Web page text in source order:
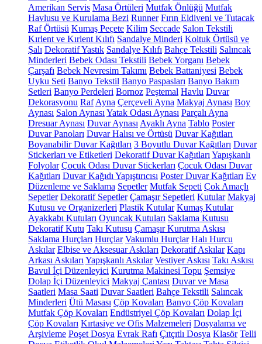
Amerikan Servis Masa Örtüleri Mutfak Önlüğü Mutfak
Havlusu ve Kurulama Bezi Runner Fırın Eldiveni ve Tutacak
Raf Örtüsü Kumaş Peçete Kilim Seccade Salon Tekstili
Kırlent ve Kırlent Kılıfı Sandalye Minderi Koltuk Örtüsü ve
Şalı Dekoratif Yastık Sandalye Kılıfı Bahçe Tekstili Salıncak
Minderleri Bebek Odası Tekstili Bebek Yorganı Bebek
Çarşafı Bebek Nevresim Takımı Bebek Battaniyesi Bebek
Uyku Seti Banyo Tekstil Banyo Paspasları Banyo Bakım
Setleri Banyo Perdeleri Bornoz Peştemal Havlu Duvar
Dekorasyonu Raf Ayna Çerçeveli Ayna Makyaj Aynası Boy
Aynası Salon Aynası Yatak Odası Aynası Parçalı Ayna
Dresuar Aynası Duvar Aynası Ayaklı Ayna Tablo Poster
Duvar Panoları Duvar Halısı ve Örtüsü Duvar Kağıtları
Boyanabilir Duvar Kağıtları 3 Boyutlu Duvar Kağıtları Duvar
Stickerları ve Etiketleri Dekoratif Duvar Kağıtları Yapışkanlı
Folyolar Çocuk Odası Duvar Stickerları Çocuk Odası Duvar
Kağıtları Duvar Kağıdı Yapıştırıcısı Poster Duvar Kağıtları Ev
Düzenleme ve Saklama Sepetler Mutfak Sepeti Çok Amaçlı
Sepetler Dekoratif Sepetler Çamaşır Sepetleri Kutular Makyaj
Kutusu ve Organizerleri Plastik Kutular Kumaş Kutular
Ayakkabı Kutuları Oyuncak Kutuları Saklama Kutusu
Dekoratif Kutu Takı Kutusu Çamaşır Kurutma Askısı
Saklama Hurçları Hurçlar Vakumlu Hurçlar Halı Hurcu
Askılar Elbise ve Aksesuar Askıları Dekoratif Askılar Kapı
Arkası Askıları Yapışkanlı Askılar Vestiyer Askısı Takı Askısı
Bavul İçi Düzenleyici Kurutma Makinesi Topu Şemsiye
Dolap İçi Düzenleyici Makyaj Çantası Duvar ve Masa
Saatleri Masa Saati Duvar Saatleri Bahçe Tekstili Salıncak
Minderleri Ütü Masası Çöp Kovaları Banyo Çöp Kovaları
Mutfak Çöp Kovaları Endüstriyel Çöp Kovaları Dolap İçi
Çöp Kovaları Kırtasiye ve Ofis Malzemeleri Dosyalama ve
Arşivleme Poşet Dosya Evrak Rafı Çıtçıtlı Dosya Klasör Telli